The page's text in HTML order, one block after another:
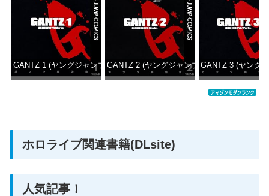
GANTZ 1 (ヤングジャンプコミックスDIGITAL)
GANTZ 2 (ヤングジャンプコミックス
GANTZ 3 (ヤング
ホロライブ関連書籍(DLsite)
人気記事！